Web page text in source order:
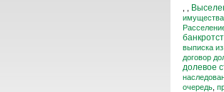
выписка
договор
долевое
очередь